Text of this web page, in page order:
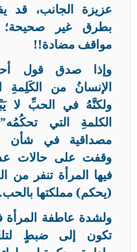
عزيزة الجانب، قد
بطرق غير صحيحة؛
مواقف مضادة!!
وإذا صدق قول
الإنسانُ من الكَلِمةِ
ولكنَّهُ في الحبِّ لا
الكلمةِ التي
مصداقية في شأن
وقفت على حالات
فيها المرأة تنفر من
(يحكم) مملكتها بالحب.
ولشدة عاطفة
تكون إلى ضبطٍ